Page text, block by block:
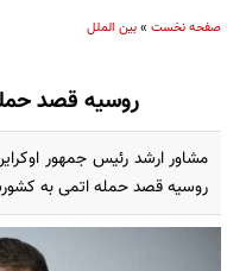
صفحه نخست »بین الملل
روسیه قصد
مشاور ارشد رئیس جمهور
روسیه قصد حمله اتمی به